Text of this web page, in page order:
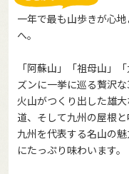
一年で最も山歩きが心
へ。
「阿蘇山」「祖母山」
ズンに一挙に巡る贅沢な
火山がつくり出した雄
道、そして九州の屋根
九州を代表する名山の
にたっぷり味わいます。